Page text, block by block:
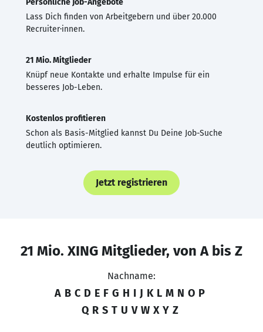
Lass Dich finden von Arbeitgebern und über 20.000
Recruiter·innen.
21 Mio. Mitglieder
Knüpf neue Kontakte und erhalte Impulse für ein
besseres Job-Leben.
Kostenlos profitieren
Schon als Basis-Mitglied kannst Du Deine Job-Suche
deutlich optimieren.
Jetzt registrieren
21 Mio. XING Mitglieder, von A bis Z
Nachname:
A B C D E F G H I J K L M N O P
Q R S T U V W X Y Z